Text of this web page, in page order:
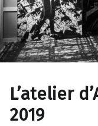
L’atelier
2019